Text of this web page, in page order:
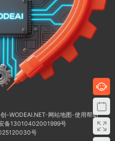
创-WODEAI.NET-网站地图-使用帮助
备13010402001999号
号